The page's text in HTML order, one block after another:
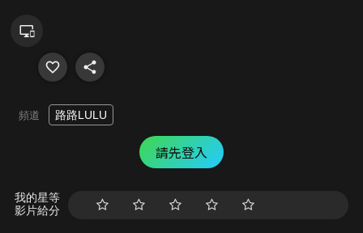
頻道 路路LULU
請先登入
我的星等
影片給分